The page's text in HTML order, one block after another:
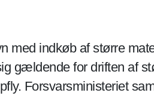
med indkøb af større
gældende for driften af
Forsvarsministeriet